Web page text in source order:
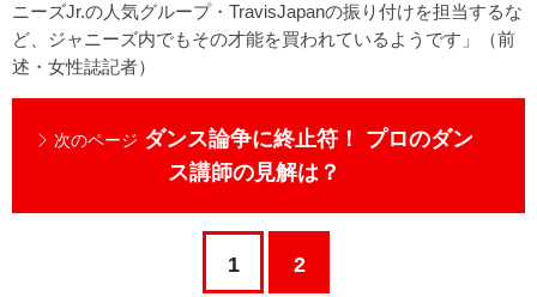
ニーズJr.の人気グループ・TravisJapanの振り付けを担当するな
ど、ジャニーズ内でもその才能を買われているようです」（前
述・女性誌記者）
次のページ ダンス論争に終止符！ プロのダン
ス講師の見解は？
1 2